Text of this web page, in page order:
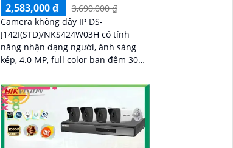
2,583,000 ₫
3,690,000 ₫
Camera không dây IP DS-
J142I(STD)/NKS424W03H có tính
năng nhận dạng người, ánh sáng
kép, 4.0 MP, full color ban đêm 30m,
chống ngược sáng DWDR